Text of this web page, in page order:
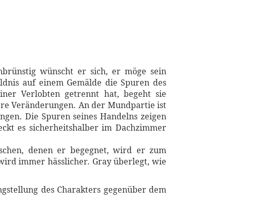
wünscht er sich, er möge sein
auf einem Gemälde die Spuren des
Verlobten getrennt hat, begeht sie
Veränderungen. An der Mundpartie ist
Die Spuren seines Handelns zeigen
es sicherheitshalber im Dachzimmer
denen er begegnet, wird er zum
immer hässlicher. Gray überlegt, wie
des Charakters gegenüber dem